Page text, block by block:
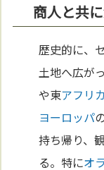
商人と共
歴史的に、
土地へ広が
や東アフリカ
ヨーロッパ
持ち帰り、
る。特にオ